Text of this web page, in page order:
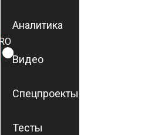
ROMÂNĂ
RU
Аналитика
Видео
Спецпроекты
Тесты